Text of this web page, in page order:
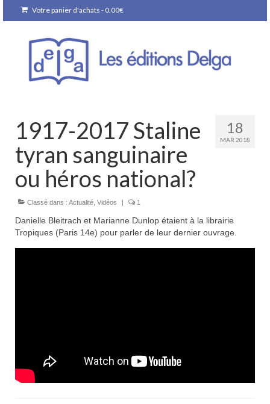
Votre panier d'achats - 0.00€
18
MAR 2018
1917-2017 Staline
tyran sanguinaire
ou héros national?
Classé dans : Actualité Vidéos | 1
Danielle Bleitrach et Marianne Dunlop étaient à la librairie
Tropiques (Paris 14e) pour parler de leur dernier ouvrage.